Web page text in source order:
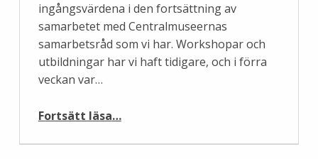
ingångsvärdena i den fortsättning av
samarbetet med Centralmuseernas
samarbetsråd som vi har. Workshopar och
utbildningar har vi haft tidigare, och i förra
veckan var…
Fortsätt läsa…